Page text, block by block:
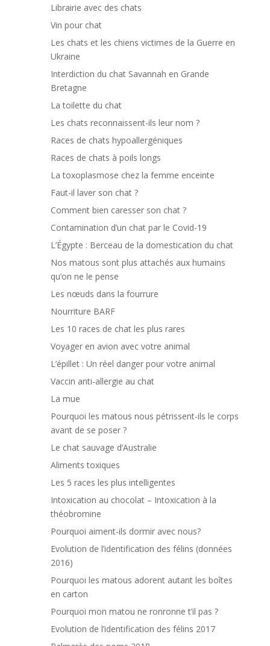
Librairie avec des chats
Vin pour chat
Les chats et les chiens victimes de la Guerre en
Ukraine
Interdiction du chat Savannah en Grande
Bretagne
La toilette du chat
Les chats reconnaissent-ils leur nom ?
Races de chats hypoallergéniques
Races de chats à poils longs
La toxoplasmose chez la femme enceinte
Faut-il laver son chat ?
Comment bien caresser son chat ?
Contamination d’un chat par le Covid-19
L’Égypte : Berceau de la domestication du chat
Nos matous sont plus attachés aux humains
qu’on ne le pense
Les nœuds dans la fourrure
Nourriture BARF
Les 10 races de chat les plus rares
Voyager en avion avec votre animal
L’épillet : Un réel danger pour votre animal
Vaccin anti-allergie au chat
La mue
Pourquoi les matous nous pétrissent-ils le corps
avant de se poser ?
Le chat sauvage d’Australie
Aliments toxiques
Les 5 races les plus intelligentes
Intoxication au chocolat – Intoxication à la
théobromine
Pourquoi aiment-ils dormir avec nous?
Evolution de l’identification des félins (données
2016)
Pourquoi les matous adorent autant les boîtes
en carton
Pourquoi mon matou ne ronronne t’il pas ?
Evolution de l’identification des félins 2017